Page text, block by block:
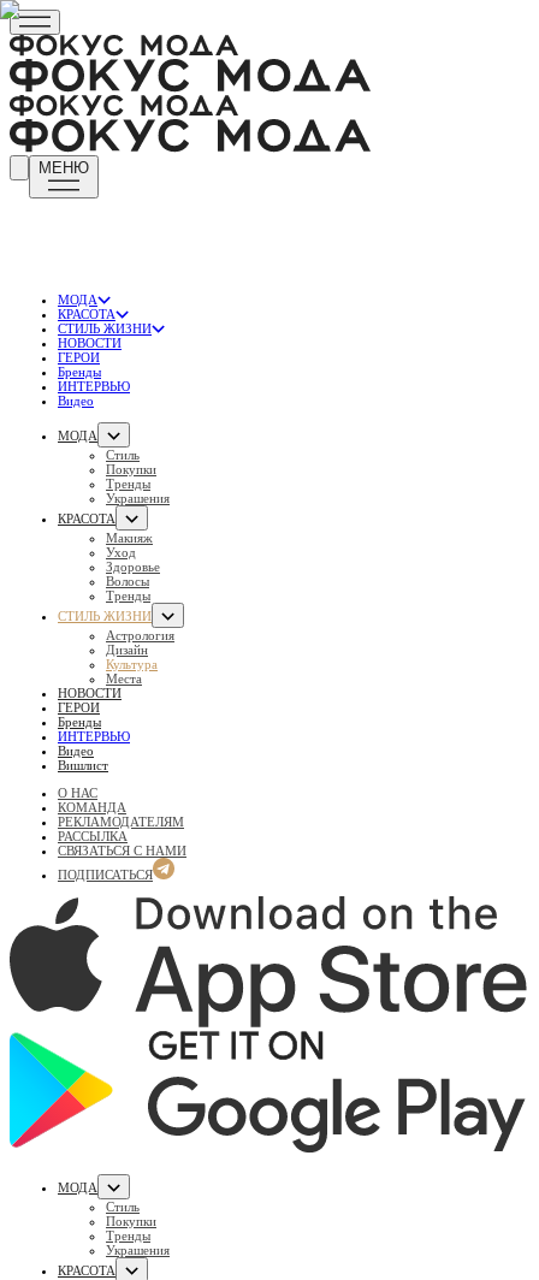
МЕНЮ
МОДА
КРАСОТА
СТИЛЬ ЖИЗНИ
НОВОСТИ
ГЕРОИ
Бренды
ИНТЕРВЬЮ
Видео
МОДА
Стиль
Покупки
Тренды
Украшения
КРАСОТА
Макияж
Уход
Здоровье
Волосы
Тренды
СТИЛЬ ЖИЗНИ
Астрология
Дизайн
Культура
Места
НОВОСТИ
ГЕРОИ
Бренды
ИНТЕРВЬЮ
Видео
Вишлист
О НАС
КОМАНДА
РЕКЛАМОДАТЕЛЯМ
РАССЫЛКА
СВЯЗАТЬСЯ С НАМИ
ПОДПИСАТЬСЯ
МОДА
Стиль
Покупки
Тренды
Украшения
КРАСОТА